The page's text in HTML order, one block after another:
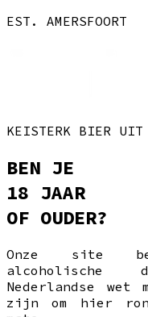
EST. AMERSFOORT
KEISTERK BIER UIT
BEN JE
18 JAAR
OF OUDER?
Onze site
alcoholische
Nederlandse
zijn om hier